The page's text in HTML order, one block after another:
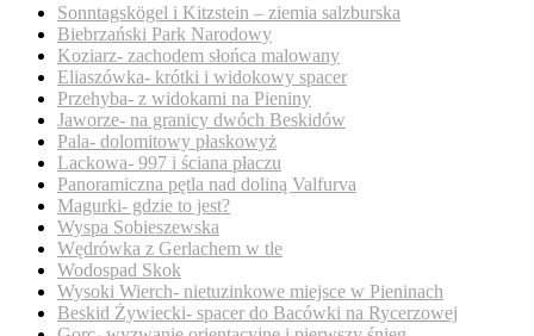
Sonntagskögel i Kitzstein – ziemia salzburska
Biebrzański Park Narodowy
Koziarz- zachodem słońca malowany
Eliaszówka- krótki i widokowy spacer
Przehyba- z widokami na Pieniny
Jaworze- na granicy dwóch Beskidów
Pala- dolomitowy płaskowyż
Lackowa- 997 i ściana płaczu
Panoramiczna pętla nad doliną Valfurva
Magurki- gdzie to jest?
Wyspa Sobieszewska
Wędrówka z Gerlachem w tle
Wodospad Skok
Wysoki Wierch- nietuzinkowe miejsce w Pieninach
Beskid Żywiecki- spacer do Bacówki na Rycerzowej